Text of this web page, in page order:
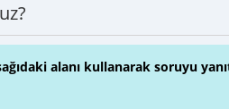
alanı kullanarak soruyu